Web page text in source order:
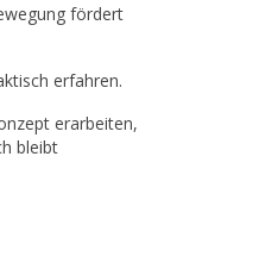
fördert
erfahren.
erarbeiten,
bleibt